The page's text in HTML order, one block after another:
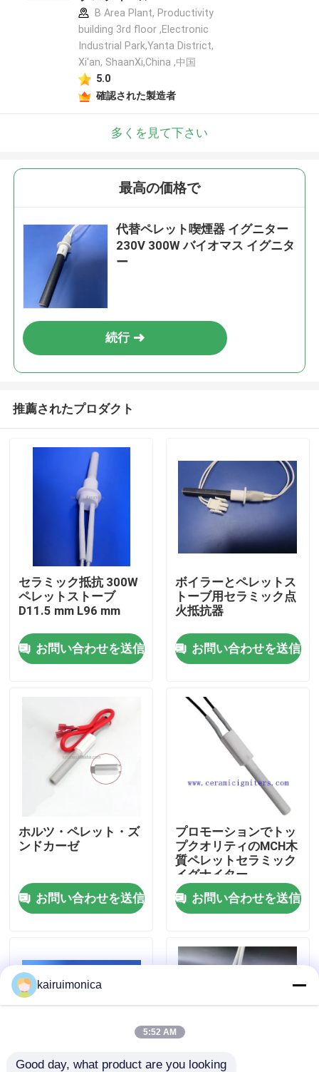
家へ
ビデオ
私達について
工場旅行
接触米国
引用を要求しなさい
B Area Plant, Productivity
building 3rd floor ,Electronic
Industrial Park,Yanta District,
Xi'an, ShaanXi,China ,中国
5.0
確認された製造者
多くを見て下さい
最高の価格で
代替ペレット喫煙器 イグニター
230V 300W バイオマス イグニタ
ー
続行
推薦されたプロダクト
セラミック抵抗 300W
ペレットストーブ
D11.5 mm L96 mm
お問い合わせを送信
ボイラーとペレットス
トーブ用セラミック点
火抵抗器
お問い合わせを送信
ホルツ・ペレット・ズ
ンドカーゼ
お問い合わせを送信
プロモーションでトッ
プクオリティのMCH木
質ペレットセラミック
イグナイター
お問い合わせを送信
kairuimonica
5:52 AM
Good day, what product are you looking